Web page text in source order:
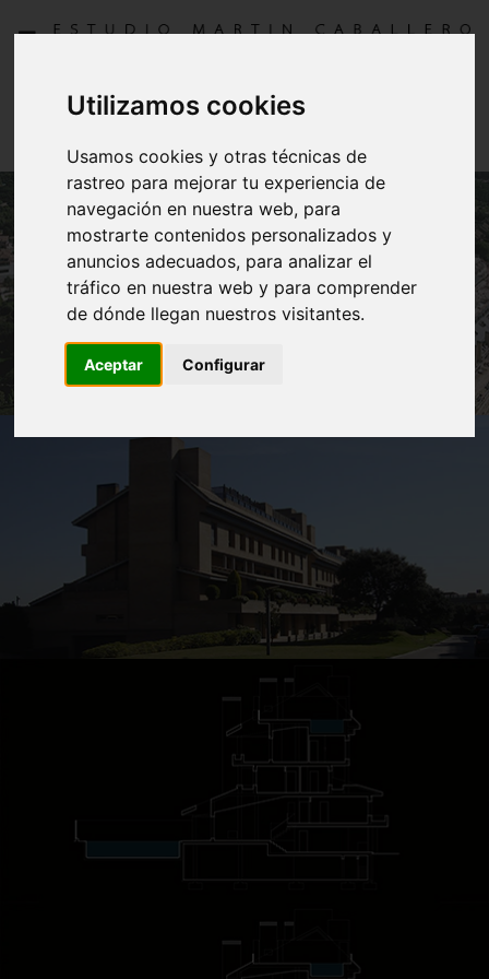
Utilizamos cookies
Usamos cookies y otras técnicas de
rastreo para mejorar tu experiencia de
navegación en nuestra web, para
mostrarte contenidos personalizados y
anuncios adecuados, para analizar el
tráfico en nuestra web y para comprender
de dónde llegan nuestros visitantes.
Aceptar Configurar
128 VIVIENDAS PARCELA 2.4 LA